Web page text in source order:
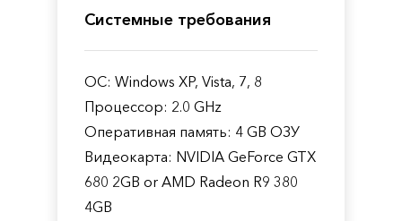
Системные требования
ОС: Windows XP, Vista, 7, 8
Процессор: 2.0 GHz
Оперативная память: 4 GB ОЗУ
Видеокарта: NVIDIA GeForce GTX
680 2GB or AMD Radeon R9 380
4GB